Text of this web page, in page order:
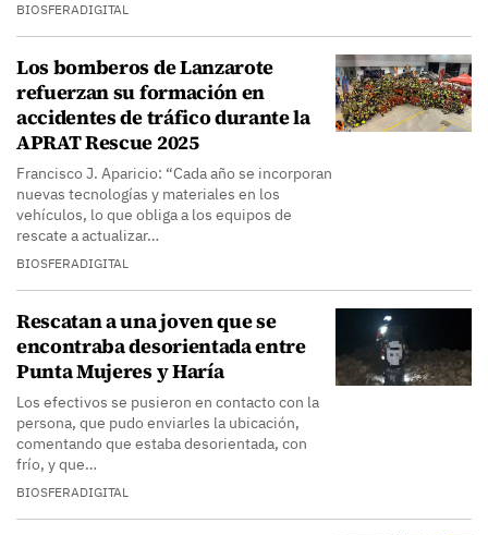
BIOSFERADIGITAL
Los bomberos de Lanzarote
refuerzan su formación en
accidentes de tráfico durante la
APRAT Rescue 2025
Francisco J. Aparicio: “Cada año se incorporan
nuevas tecnologías y materiales en los
vehículos, lo que obliga a los equipos de
rescate a actualizar…
BIOSFERADIGITAL
Rescatan a una joven que se
encontraba desorientada entre
Punta Mujeres y Haría
Los efectivos se pusieron en contacto con la
persona, que pudo enviarles la ubicación,
comentando que estaba desorientada, con
frío, y que…
BIOSFERADIGITAL